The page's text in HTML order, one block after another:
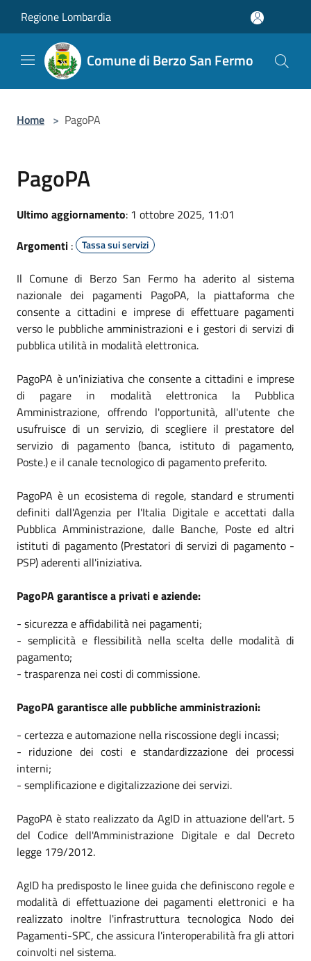
Regione Lombardia
Comune di Berzo San Fermo
Home > PagoPA
PagoPA
Ultimo aggiornamento: 1 ottobre 2025, 11:01
Argomenti : Tassa sui servizi
Il Comune di Berzo San Fermo ha aderito al sistema
nazionale dei pagamenti PagoPA, la piattaforma che
consente a cittadini e imprese di effettuare pagamenti
verso le pubbliche amministrazioni e i gestori di servizi di
pubblica utilità in modalità elettronica.
PagoPA è un'iniziativa che consente a cittadini e imprese
di pagare in modalità elettronica la Pubblica
Amministrazione, offrendo l'opportunità, all'utente che
usufruisce di un servizio, di scegliere il prestatore del
servizio di pagamento (banca, istituto di pagamento,
Poste.) e il canale tecnologico di pagamento preferito.
PagoPA è un ecosistema di regole, standard e strumenti
definiti dall'Agenzia per l'Italia Digitale e accettati dalla
Pubblica Amministrazione, dalle Banche, Poste ed altri
istituti di pagamento (Prestatori di servizi di pagamento -
PSP) aderenti all'iniziativa.
PagoPA garantisce a privati e aziende:
- sicurezza e affidabilità nei pagamenti;
- semplicità e flessibilità nella scelta delle modalità di
pagamento;
- trasparenza nei costi di commissione.
PagoPA garantisce alle pubbliche amministrazioni:
- certezza e automazione nella riscossione degli incassi;
- riduzione dei costi e standardizzazione dei processi
interni;
- semplificazione e digitalizzazione dei servizi.
PagoPA è stato realizzato da AgID in attuazione dell'art. 5
del Codice dell'Amministrazione Digitale e dal Decreto
legge 179/2012.
AgID ha predisposto le linee guida che definiscono regole e
modalità di effettuazione dei pagamenti elettronici e ha
realizzato inoltre l'infrastruttura tecnologica Nodo dei
Pagamenti-SPC, che assicura l'interoperabilità fra gli attori
coinvolti nel sistema.